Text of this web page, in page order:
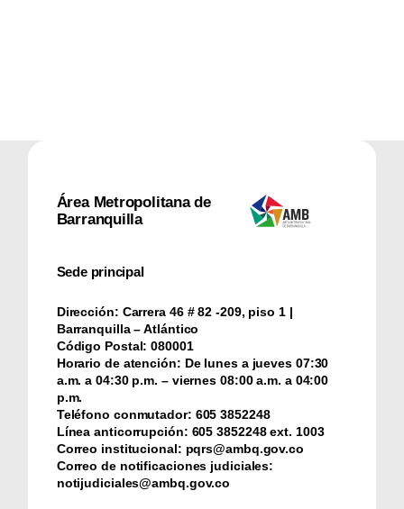
Área Metropolitana de
Barranquilla
Sede principal
Dirección: Carrera 46 # 82 -209, piso 1 |
Barranquilla – Atlántico
Código Postal: 080001
Horario de atención: De lunes a jueves 07:30
a.m. a 04:30 p.m. – viernes 08:00 a.m. a 04:00
p.m.
Teléfono conmutador: ‪605 3852248
Línea anticorrupción: ‪605 3852248 ext. 1003
Correo institucional: pqrs@ambq.gov.co
Correo de notificaciones judiciales:
notijudiciales@ambq.gov.co